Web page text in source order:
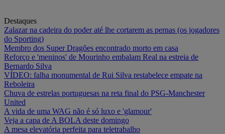
Destaques
Zalazar na cadeira do poder até lhe cortarem as pernas (os jogadores
do Sporting)
Membro dos Super Dragões encontrado morto em casa
Reforço e 'meninos' de Mourinho embalam Real na estreia de
Bernardo Silva
VÍDEO: falha monumental de Rui Silva restabelece empate na
Reboleira
Chuva de estrelas portuguesas na reta final do PSG-Manchester
United
A vida de uma WAG não é só luxo e 'glamour'
Veja a capa de A BOLA deste domingo
A mesa elevatória perfeita para teletrabalho